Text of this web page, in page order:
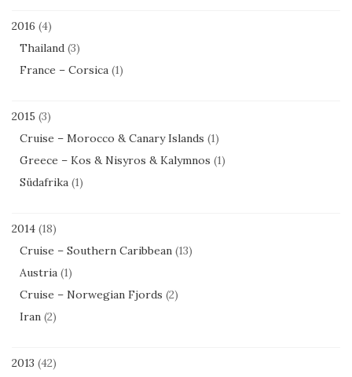
2016 (4)
Thailand (3)
France – Corsica (1)
2015 (3)
Cruise – Morocco & Canary Islands (1)
Greece – Kos & Nisyros & Kalymnos (1)
Südafrika (1)
2014 (18)
Cruise – Southern Caribbean (13)
Austria (1)
Cruise – Norwegian Fjords (2)
Iran (2)
2013 (42)